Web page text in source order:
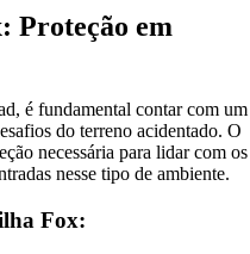
Proteção em
é fundamental contar com um
do terreno acidentado. O
necessária para lidar com os
nesse tipo de ambiente.
Fox: